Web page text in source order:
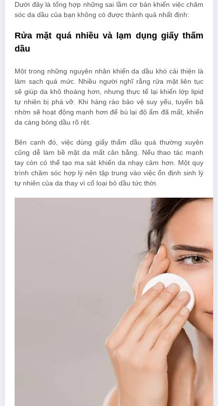
Dưới đây là tổng hợp những sai lầm cơ bản khiến việc chăm
sóc da dầu của bạn không có được thành quả nhất định:
Rửa mặt quá nhiều và lạm dụng giấy thấm
dầu
Một trong những nguyên nhân khiến da dầu khó cải thiện là
làm sạch quá mức. Nhiều người nghĩ rằng rửa mặt liên tục
sẽ giúp da khô thoáng hơn, nhưng thực tế lại khiến lớp lipid
tự nhiên bị phá vỡ. Khi hàng rào bảo vệ suy yếu, tuyến bã
nhờn sẽ hoạt động mạnh hơn để bù lại độ ẩm đã mất, khiến
da càng bóng dầu rõ rệt.
Bên cạnh đó, việc dùng giấy thấm dầu quá thường xuyên
cũng dễ làm bề mặt da mất cân bằng. Nếu thao tác mạnh
tay còn có thể tạo ma sát khiến da nhạy cảm hơn. Một quy
trình chăm sóc hợp lý nên tập trung vào việc ổn định sinh lý
tự nhiên của da thay vì cố loại bỏ dầu tức thời.